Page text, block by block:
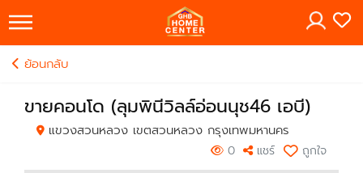
×
ย้อนกลับ
ขายคอนโด (ลุมพินีวิลล์อ่อนนุช46 เอบี)
แขวงสวนหลวง เขตสวนหลวง กรุงเทพมหานคร
0 แชร์ ถูกใจ